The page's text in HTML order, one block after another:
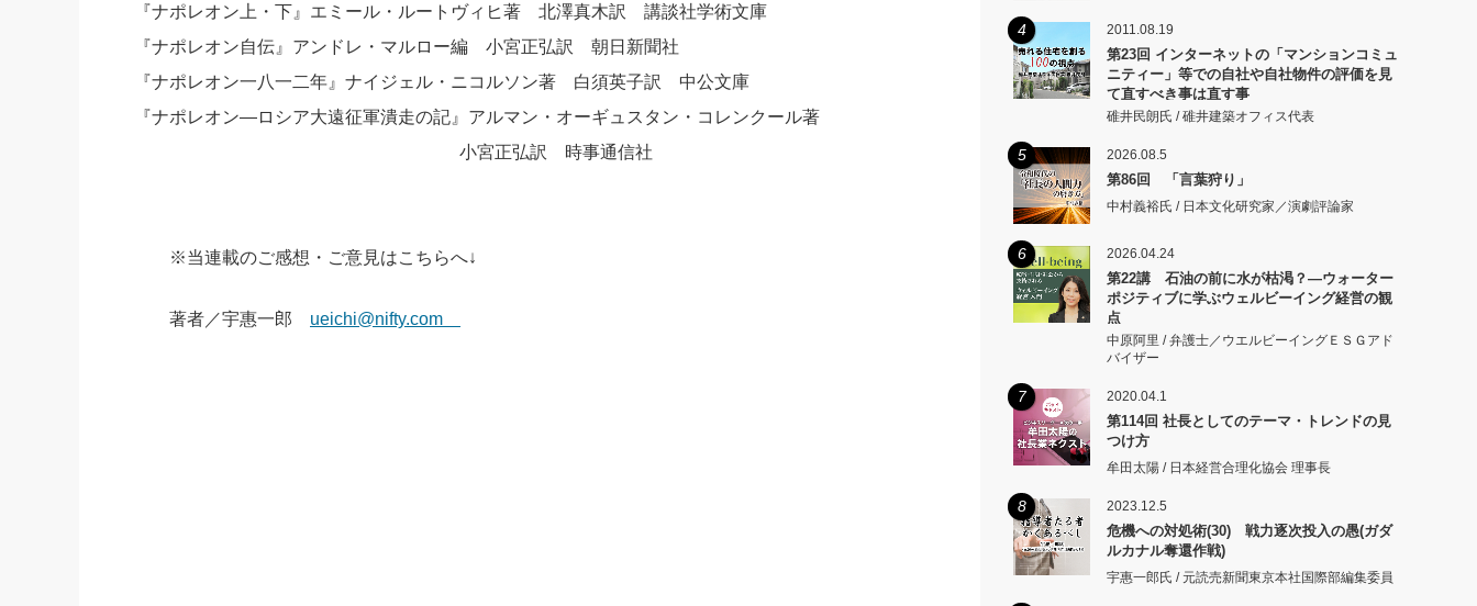
『ナポレオン上・下』エミール・ルートヴィヒ著 北澤真木訳 講談社学術文庫
『ナポレオン自伝』アンドレ・マルロー編 小宮正弘訳 朝日新聞社
『ナポレオン一八一二年』ナイジェル・ニコルソン著 白須英子訳 中公文庫
『ナポレオン―ロシア大遠征軍潰走の記』アルマン・オーギュスタン・コレンクール著
小宮正弘訳 時事通信社
※当連載のご感想・ご意見はこちらへ↓
著者／宇惠一郎 ueichi@nifty.com
4 2011.08.19
第23回 インターネットの「マンションコミュ
ニティー」等での自社や自社物件の評価を見
て直すべき事は直す事
碓井民朗氏 / 碓井建築オフィス代表
5 2026.08.5
第86回 「言葉狩り」
中村義裕氏 / 日本文化研究家／演劇評論家
6 2026.04.24
第22講 石油の前に水が枯渇？―ウォーター
ポジティブに学ぶウェルビーイング経営の観
点
中原阿里 / 弁護士／ウエルビーイングＥＳＧアド
バイザー
7 2020.04.1
第114回 社長としてのテーマ・トレンドの見
つけ方
牟田太陽 / 日本経営合理化協会 理事長
8 2023.12.5
危機への対処術(30) 戦力逐次投入の愚(ガダ
ルカナル奪還作戦)
宇惠一郎氏 / 元読売新聞東京本社国際部編集委員